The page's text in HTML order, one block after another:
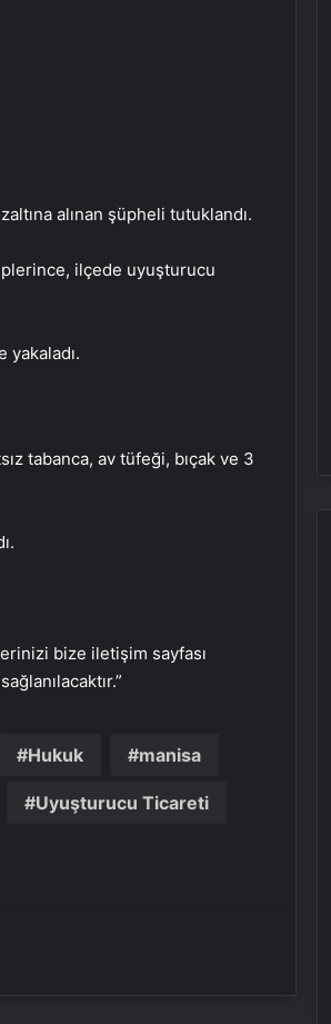
alınan şüpheli tutuklandı.
ilçede uyuşturucu
yakaladı.
tabanca, av tüfeği, bıçak ve 3
bize iletişim sayfası
Hukuk manisa
Uyuşturucu Ticareti
: Dijital Medya Ajansı, Google